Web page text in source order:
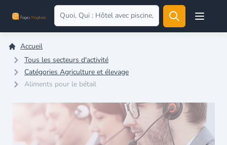
Open
Accueil
Tous les secteurs d'activité
Catégories Agriculture et élevage
Aliments pour le bétail